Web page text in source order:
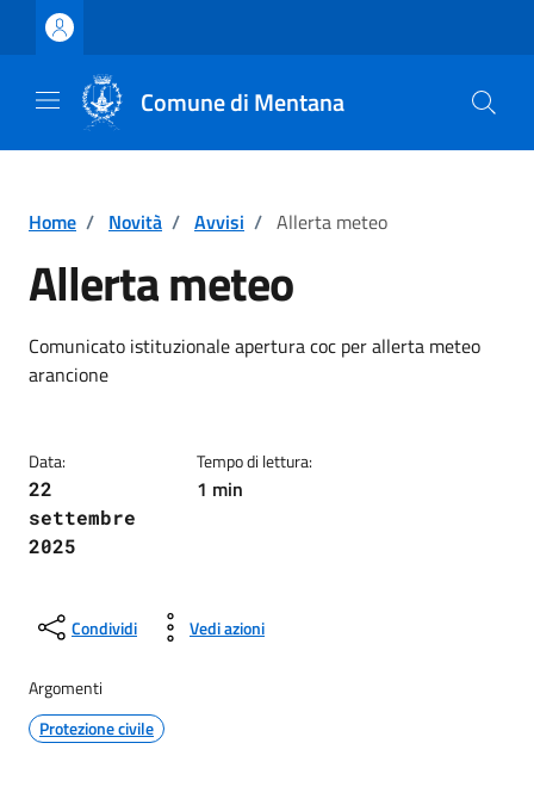
Vai ai contenuti
Vai al footer
Comune di Mentana
Home / Novità / Avvisi / Allerta meteo
Allerta meteo
Dettagli della notizia
Comunicato istituzionale apertura coc per allerta meteo
arancione
Data:
22
settembre
2025
Tempo di lettura:
1 min
Condividi Vedi azioni
Argomenti
Protezione civile